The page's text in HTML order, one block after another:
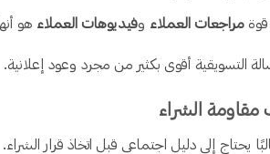
مراجعات العملاء وفيديوهات العملاء هو
التسويقية أقوى بكثير من مجرد وعود إعلانية.
يحتاج إلى دليل اجتماعي قبل اتخاذ قرار الشراء.